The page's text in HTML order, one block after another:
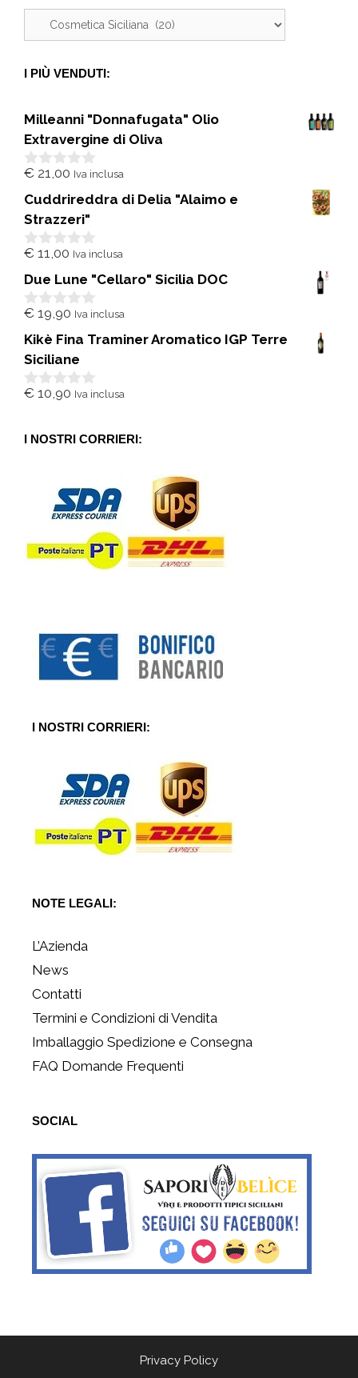
I PIÙ VENDUTI:
Milleanni "Donnafugata" Olio
Extravergine di Oliva
0
u
5
€ 21,00 Iva inclusa
Cuddrireddra di Delia "Alaimo e
Strazzeri"
0
u
5
€ 11,00 Iva inclusa
Due Lune "Cellaro" Sicilia DOC
0
u
5
€ 19,90 Iva inclusa
Kikè Fina Traminer Aromatico IGP Terre
Siciliane
0
5
€ 10,90 Iva inclusa
I NOSTRI CORRIERI:
I NOSTRI CORRIERI:
NOTE LEGALI:
L’Azienda
News
Contatti
Termini e Condizioni di Vendita
Imballaggio Spedizione e Consegna
FAQ Domande Frequenti
SOCIAL
Privacy Policy